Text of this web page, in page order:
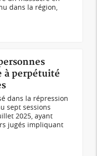
dans la région,
à perpétuité
dans la répression
sept sessions
2025, ayant
jugés impliquant